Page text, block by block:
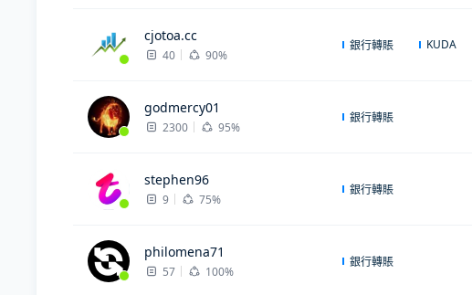
cjotoa.cc
40 90%
銀行轉賬 KUDA
godmercy01
2300 95%
銀行轉賬
stephen96
9 75%
銀行轉賬
philomena71
57 100%
銀行轉賬